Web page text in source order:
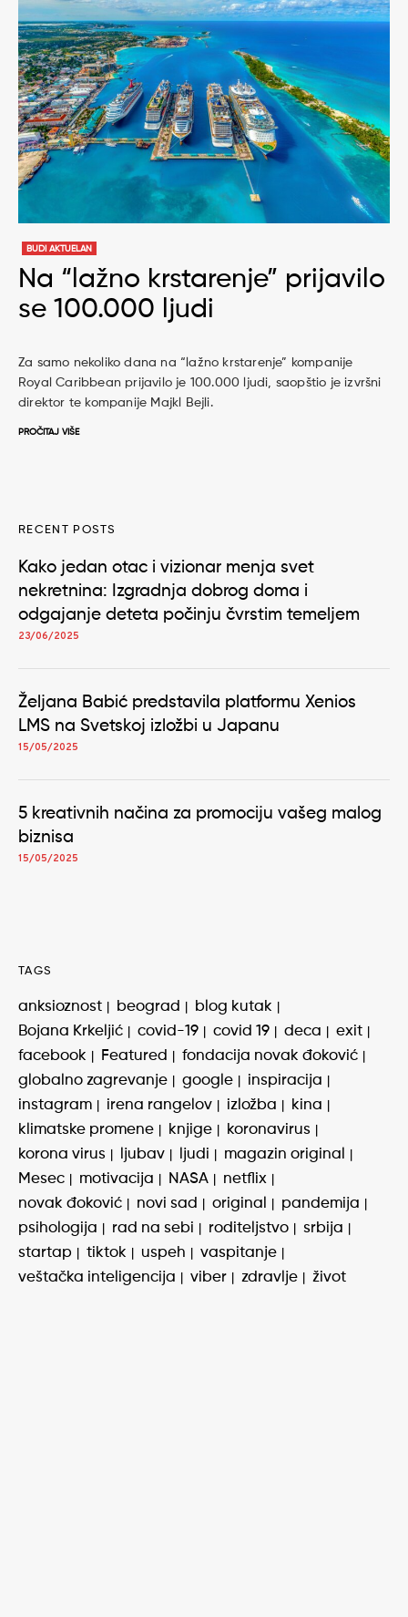
BUDI AKTUELAN
Na “lažno krstarenje” prijavilo
se 100.000 ljudi
Za samo nekoliko dana na “lažno krstarenje” kompanije
Royal Caribbean prijavilo je 100.000 ljudi, saopštio je izvršni
direktor te kompanije Majkl Bejli.
PROČITAJ VIŠE
RECENT POSTS
Kako jedan otac i vizionar menja svet
nekretnina: Izgradnja dobrog doma i
odgajanje deteta počinju čvrstim temeljem
23/06/2025
Željana Babić predstavila platformu Xenios
LMS na Svetskoj izložbi u Japanu
15/05/2025
5 kreativnih načina za promociju vašeg malog
biznisa
15/05/2025
TAGS
anksioznost beograd
blog kutak
Bojana Krkeljić
covid-19 covid 19 deca
exit
facebook
Featured
fondacija novak đoković
globalno zagrevanje
google
inspiracija
instagram
irena rangelov izložba
kina
klimatske promene
knjige
koronavirus
korona virus
ljubav ljudi
magazin original
Mesec
motivacija NASA
netflix
novak đoković
novi sad original
pandemija
psihologija
rad na sebi roditeljstvo
srbija
startap
tiktok uspeh
vaspitanje
veštačka inteligencija
viber zdravlje život